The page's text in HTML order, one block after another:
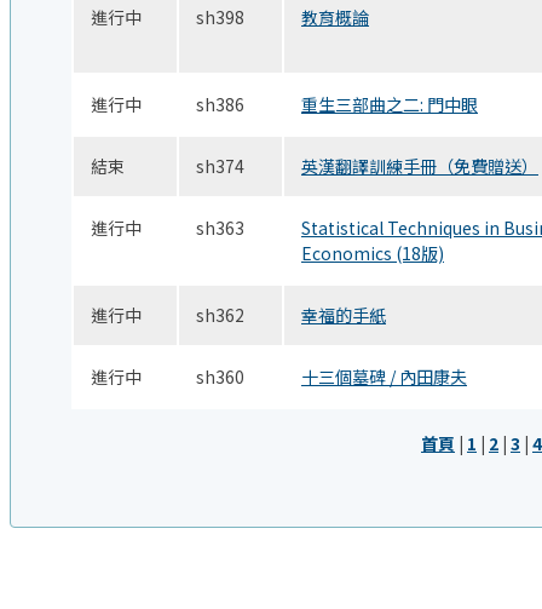
進行中 sh398 教育概論
進行中 sh386 重生三部曲之二: 門中眼
結束 sh374 英漢翻譯訓練手冊（免費贈送）
進行中 sh363
Statistical Techniques in
Economics (18版)
進行中 sh362 幸福的手紙
進行中 sh360 十三個墓碑 / 內田康夫
首頁 | 1 | 2 | 3 | 4